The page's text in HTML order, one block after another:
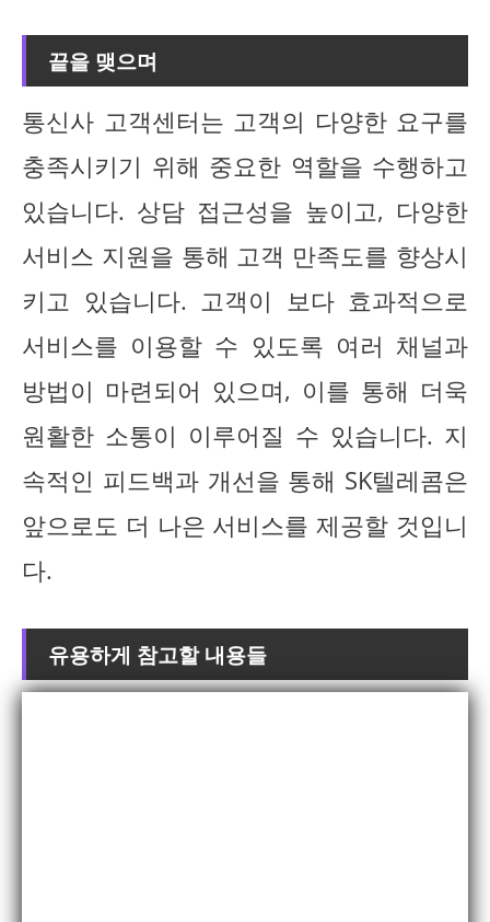
끝을 맺으며
통신사 고객센터는 고객의 다양한 요구를
충족시키기 위해 중요한 역할을 수행하고
있습니다. 상담 접근성을 높이고, 다양한
서비스 지원을 통해 고객 만족도를 향상시
키고 있습니다. 고객이 보다 효과적으로
서비스를 이용할 수 있도록 여러 채널과
방법이 마련되어 있으며, 이를 통해 더욱
원활한 소통이 이루어질 수 있습니다. 지
속적인 피드백과 개선을 통해 SK텔레콤은
앞으로도 더 나은 서비스를 제공할 것입니
다.
유용하게 참고할 내용들